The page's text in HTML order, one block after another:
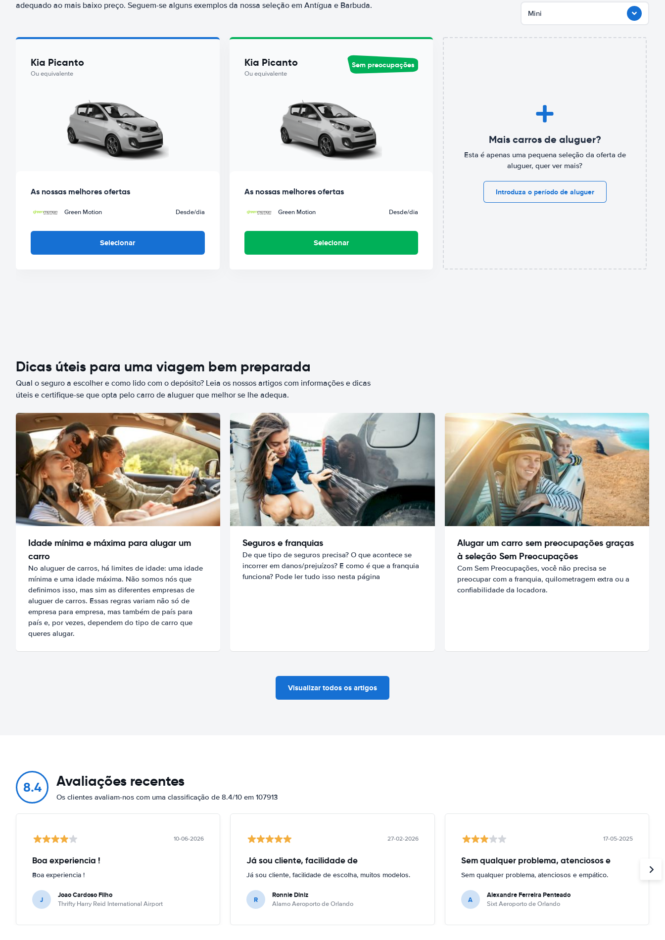
adequado ao mais baixo preço. Seguem-se alguns exemplos da nossa seleção em Antígua e Barbuda.
Mini
Kia Picanto
Ou equivalente
As nossas melhores ofertas
Green Motion Desde/dia
Selecionar
Kia Picanto
Ou equivalente
Sem preocupações
As nossas melhores ofertas
Green Motion Desde/dia
Selecionar
Mais carros de aluguer?
Esta é apenas uma pequena seleção da oferta de
aluguer, quer ver mais?
Introduza o período de aluguer
Dicas úteis para uma viagem bem preparada
Qual o seguro a escolher e como lido com o depósito? Leia os nossos artigos com informações e dicas
úteis e certifique-se que opta pelo carro de aluguer que melhor se lhe adequa.
Idade mínima e máxima para alugar um
carro
No aluguer de carros, há limites de idade: uma idade
mínima e uma idade máxima. Não somos nós que
definimos isso, mas sim as diferentes empresas de
aluguer de carros. Essas regras variam não só de
empresa para empresa, mas também de país para
país e, por vezes, dependem do tipo de carro que
queres alugar.
Seguros e franquias
De que tipo de seguros precisa? O que acontece se
incorrer em danos/prejuízos? E como é que a franquia
funciona? Pode ler tudo isso nesta página
Alugar um carro sem preocupações graças
à seleção Sem Preocupações
Com Sem Preocupações, você não precisa se
preocupar com a franquia, quilometragem extra ou a
confiabilidade da locadora.
Visualizar todos os artigos
8.4 Avaliações recentes
Os clientes avaliam-nos com uma classificação de 8.4/10 em 107913
10-06-2026
Boa experiencia !
Boa experiencia !
J Joao Cardoso Filho
Thrifty Harry Reid International Airport
27-02-2026
Já sou cliente, facilidade de
Já sou cliente, facilidade de escolha, muitos modelos.
R Ronnie Diniz
Alamo Aeroporto de Orlando
17-05-2025
Sem qualquer problema, atenciosos e
Sem qualquer problema, atenciosos e empático.
A Alexandre Ferreira Penteado
Sixt Aeroporto de Orlando